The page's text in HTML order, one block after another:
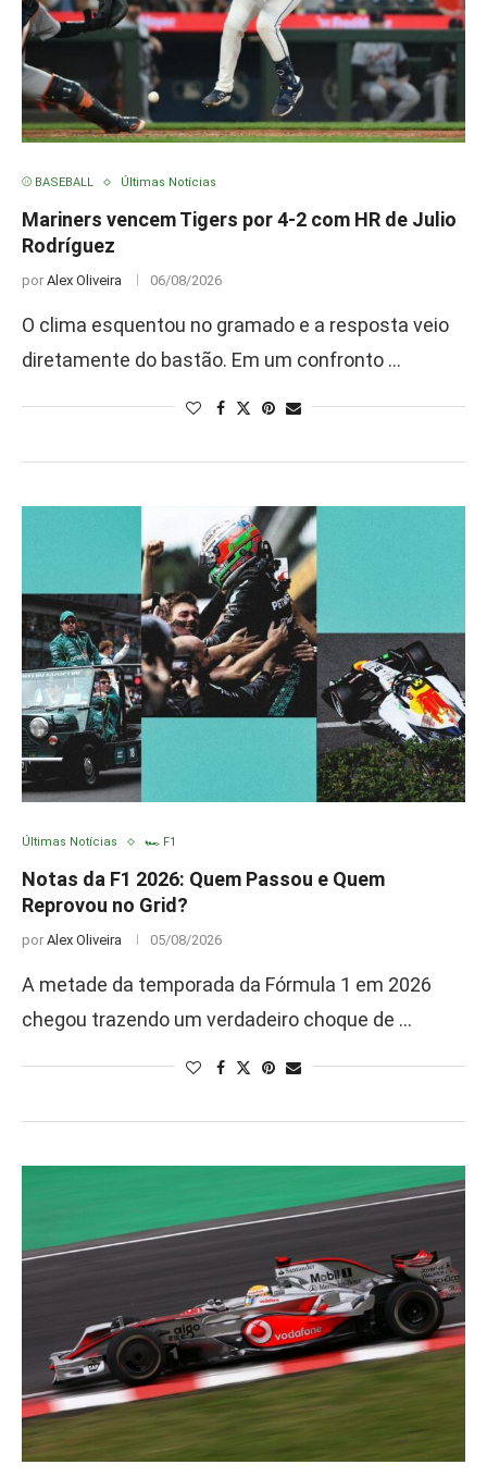
⚾ BASEBALL Últimas Notícias
Mariners vencem Tigers por 4-2 com HR de Julio
Rodríguez
por Alex Oliveira 06/08/2026
O clima esquentou no gramado e a resposta veio
diretamente do bastão. Em um confronto …
Últimas Notícias 🏎️ F1
Notas da F1 2026: Quem Passou e Quem
Reprovou no Grid?
por Alex Oliveira 05/08/2026
A metade da temporada da Fórmula 1 em 2026
chegou trazendo um verdadeiro choque de …